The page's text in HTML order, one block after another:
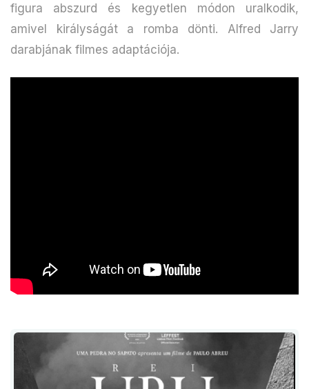
figura abszurd és kegyetlen módon uralkodik,
amivel királyságát a romba dönti. Alfred Jarry
darabjának filmes adaptációja.